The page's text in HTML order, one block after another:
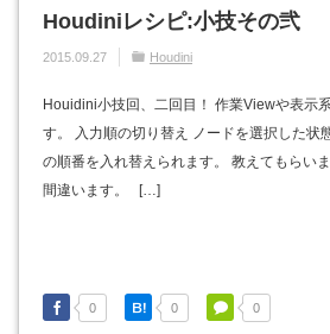
Houdiniレシピ:小技その弐
2015.09.27 Houdini
Houidini小技回、二回目！ 作業Viewや表示
す。 入力順の切り替え ノードを選択した状
の順番を入れ替えられます。 教えてもらい
間違います。 […]
0 0 0